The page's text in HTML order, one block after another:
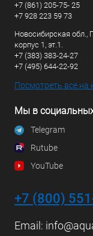
+7 (861) 205-75- 25
+7 928 223 59 73
Новосибирская обл.,
корпус 1, эт.1.
+7 (383) 383-24-27
+7 (495) 644-22-92
Посмотреть все на
Мы в
Telegram
Rutube
YouTube
+7 (800)
Email: